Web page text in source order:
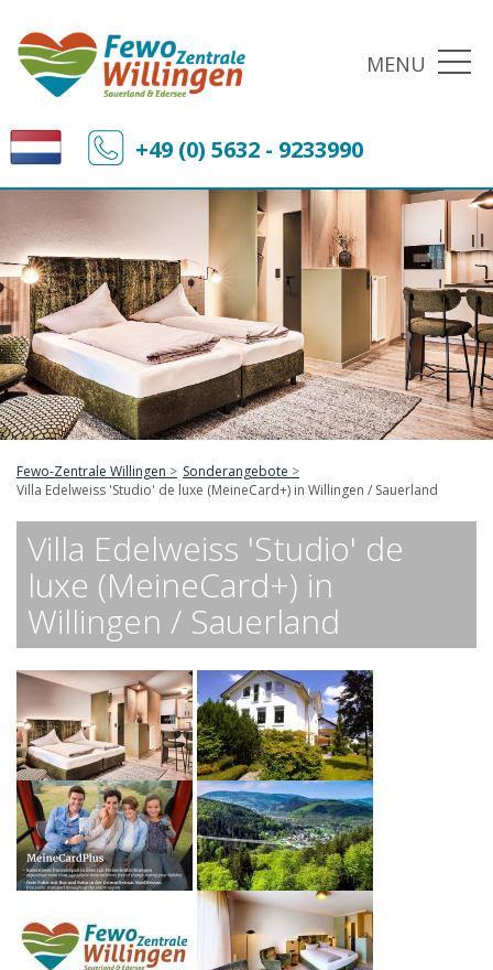
MENU
+49 (0) 5632 - 9233990
Fewo-Zentrale Willingen
Sonderangebote
Villa Edelweiss 'Studio' de luxe (MeineCard+) in Willingen / Sauerland
Villa Edelweiss 'Studio' de
luxe (MeineCard+) in
Willingen / Sauerland